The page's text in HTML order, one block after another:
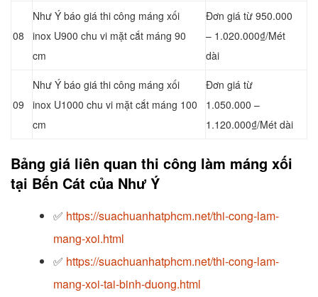
08
Như Ý báo giá thi công máng xối
inox U900 chu vi mặt cắt máng 90
cm
Đơn giá từ 950.000
– 1.020.000₫/Mét
dài
09
Như Ý báo giá thi công máng xối
inox U1000 chu vi mặt cắt máng 100
cm
Đơn giá từ
1.050.000 –
1.120.000₫/Mét dài
Bảng giá liên quan thi công làm máng xối
tại Bến Cát của Như Ý
✅ https://suachuanhatphcm.net/thi-cong-lam-
mang-xoi.html
✅ https://suachuanhatphcm.net/thi-cong-lam-
mang-xoi-tai-binh-duong.html